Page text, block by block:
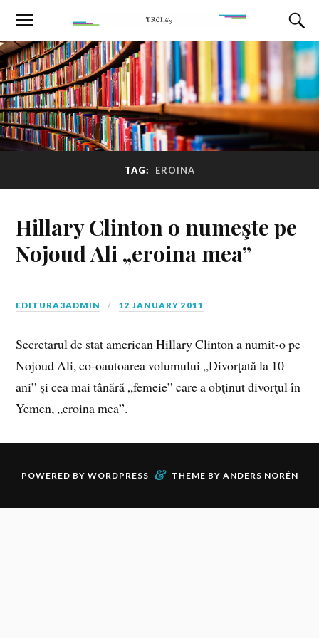
TAG: EROINA
Hillary Clinton o numeşte pe
Nojoud Ali „eroina mea”
EDITURA3ADMIN 12 JANUARY 2011
Secretarul de stat american Hillary Clinton a numit-o pe
Nojoud Ali, co-oautoarea volumului „Divorţată la 10
ani” şi cea mai tânără „femeie” care a obţinut divorţul în
Yemen, „eroina mea”.
POWERED BY WORDPRESS & THEME BY ANDERS NORÉN